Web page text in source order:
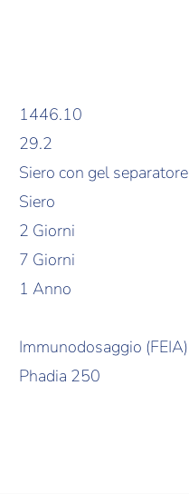
1446.10
29.2
Siero con gel separatore
Siero
2 Giorni
7 Giorni
1 Anno
Immunodosaggio (FEIA)
Phadia 250